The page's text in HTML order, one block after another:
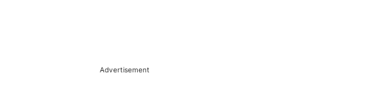
Advertisement